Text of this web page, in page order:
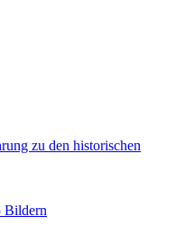
zu den historischen
Bildern